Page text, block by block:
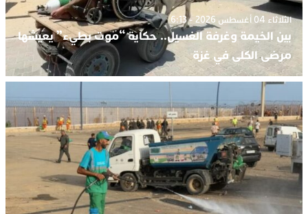
الثلاثاء 04 أغسطس 2026 - 6:13
بين الخيمة وغرفة الغسيل.. حكاية “موت بطيء” يعيشها
مرضى الكلى في غزة